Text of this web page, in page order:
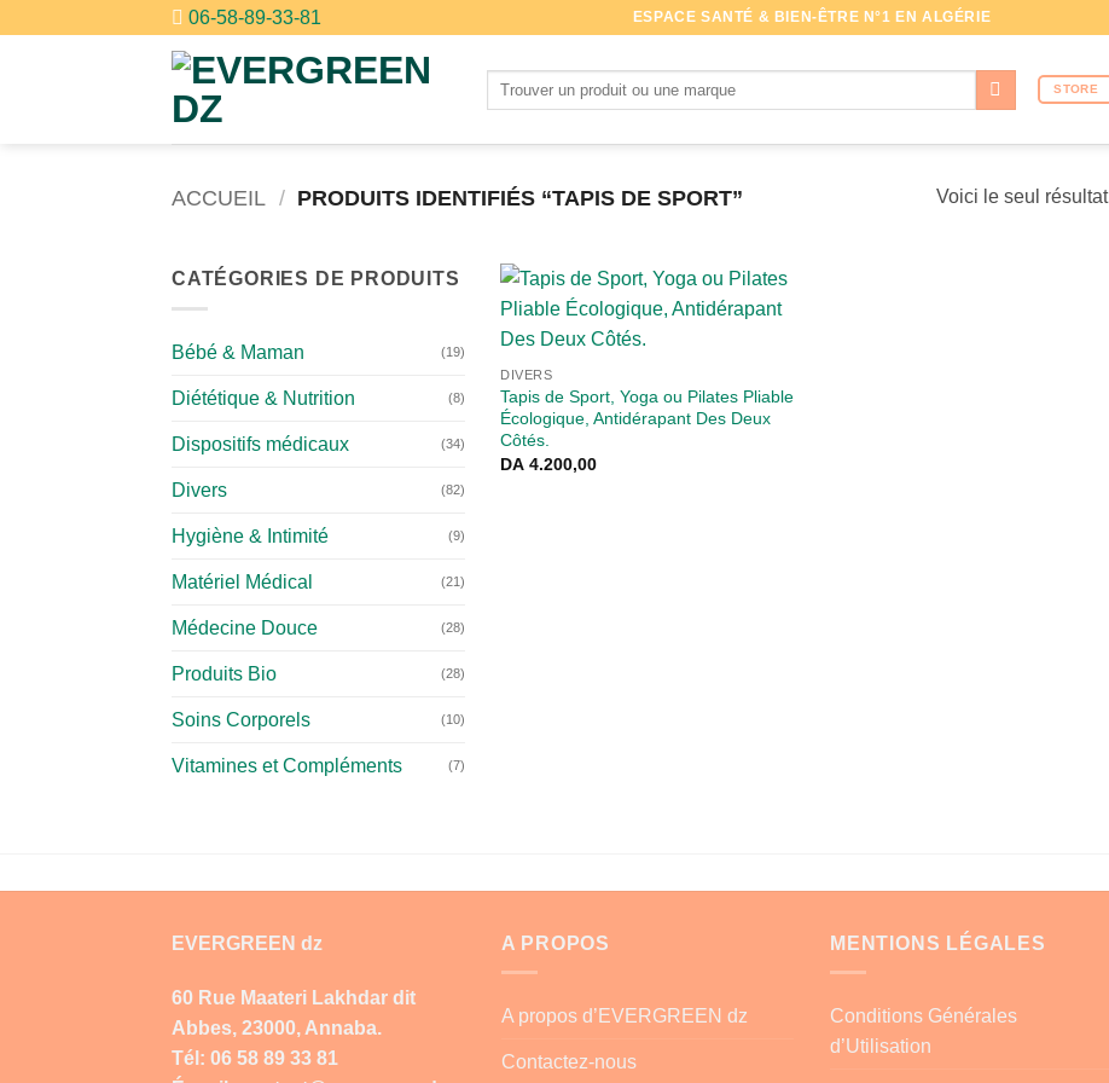
06-58-89-33-81 ESPACE SANTÉ & BIEN-ÊTRE N°1 EN ALGÉRIE
STORE
ACCUEIL / PRODUITS IDENTIFIÉS “TAPIS DE SPORT” Voici le seul résultat
CATÉGORIES DE PRODUITS
Bébé & Maman (19)
Diététique & Nutrition (8)
Dispositifs médicaux (34)
Divers (82)
Hygiène & Intimité (9)
Matériel Médical (21)
Médecine Douce (28)
Produits Bio (28)
Soins Corporels (10)
Vitamines et Compléments (7)
DIVERS
Tapis de Sport, Yoga ou Pilates Pliable
Écologique, Antidérapant Des Deux
Côtés.
DA 4.200,00
EVERGREEN dz
60 Rue Maateri Lakhdar dit
Abbes, 23000, Annaba.
Tél: 06 58 89 33 81
A PROPOS
A propos d’EVERGREEN dz
Contactez-nous
MENTIONS LÉGALES
Conditions Générales
d’Utilisation